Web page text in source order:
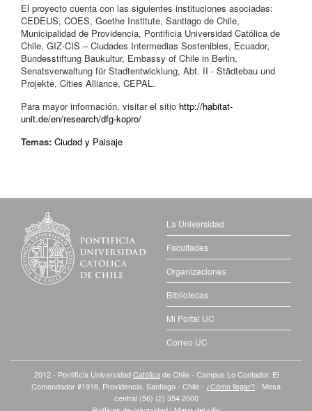
El proyecto cuenta con las siguientes instituciones asociadas:
CEDEUS, COES, Goethe Institute, Santiago de Chile,
Municipalidad de Providencia, Pontificia Universidad Católica de
Chile, GIZ-CIS – Ciudades Intermedias Sostenibles, Ecuador,
Bundesstiftung Baukultur, Embassy of Chile in Berlin,
Senatsverwaltung für Stadtentwicklung, Abt. II - Städtebau und
Projekte, Cities Alliance, CEPAL.
Para mayor información, visitar el sitio http://habitat-
unit.de/en/research/dfg-kopro/
Temas: Ciudad y Paisaje
La Universidad
Facultades
Organizaciones
Bibliotecas
Mi Portal UC
Correo UC
2012 - Pontificia UniversidadCatólica de Chile - Campus Lo Contador. El
Comendador #1916, Providencia. Santiago - Chile - ¿Cómo llegar?- Mesa
central (56) (2) 354 2000